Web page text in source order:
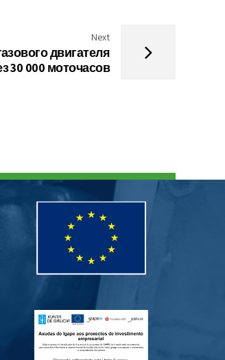
Next
двигателя
30 000 моточасов